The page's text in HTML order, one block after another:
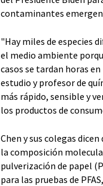
contaminantes
"Hay miles de especies
el medio ambiente
casos se tardan horas
estudio y profesor de
más rápido, sensible y
los productos de
Chen y sus colegas
la composición
pulverización de papel
para las pruebas de